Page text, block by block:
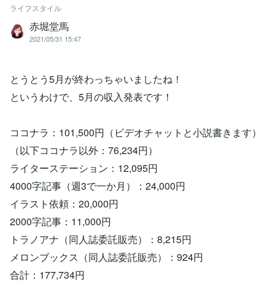
ライフスタイル
赤堀堂馬
2021/05/31 15:47
とうとう5月が終わっちゃいましたね！
というわけで、5月の収入発表です！
ココナラ：101,500円（ビデオチャットと小説書きます）
（以下ココナラ以外：76,234円）
ライターステーション：12,095円
4000字記事（週3で一か月）：24,000円
イラスト依頼：20,000円
2000字記事：11,000円
トラノアナ（同人誌委託販売）：8,215円
メロンブックス（同人誌委託販売）：924円
合計：177,734円